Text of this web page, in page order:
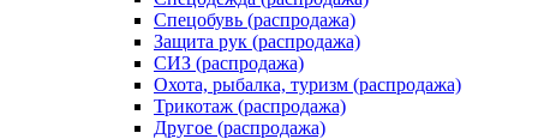
Спецобувь (распродажа)
Защита рук (распродажа)
СИЗ (распродажа)
Охота, рыбалка, туризм (распродажа)
Трикотаж (распродажа)
Другое (распродажа)